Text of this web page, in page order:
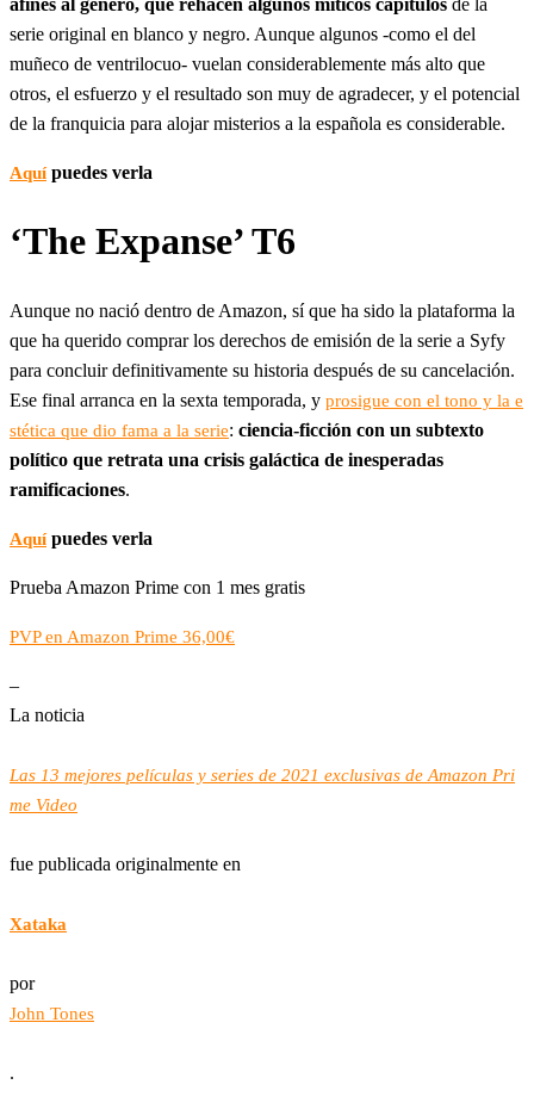
afines al género, que rehacen algunos míticos capítulos de la
serie original en blanco y negro. Aunque algunos -como el del
muñeco de ventrilocuo- vuelan considerablemente más alto que
otros, el esfuerzo y el resultado son muy de agradecer, y el potencial
de la franquicia para alojar misterios a la española es considerable.
Aquípuedes verla
‘The Expanse’ T6
Aunque no nació dentro de Amazon, sí que ha sido la plataforma la
que ha querido comprar los derechos de emisión de la serie a Syfy
para concluir definitivamente su historia después de su cancelación.
Ese final arranca en la sexta temporada, y prosigue con el tono y la e
stética que dio fama a la serie: ciencia-ficción con un subtexto
político que retrata una crisis galáctica de inesperadas
ramificaciones.
Aquípuedes verla
Prueba Amazon Prime con 1 mes gratis
PVP en Amazon Prime 36,00€
–
La noticia
Las 13 mejores películas y series de 2021 exclusivas de Amazon Pri
me Video
fue publicada originalmente en
Xataka
por
John Tones
.